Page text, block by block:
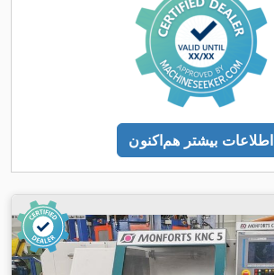
اطلاعات بیشتر هم‌اکنون